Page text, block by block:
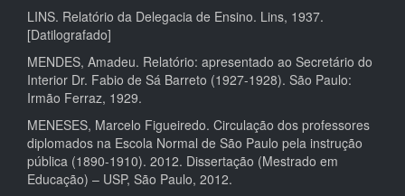
LINS. Relatório da Delegacia de Ensino. Lins, 1937.
[Datilografado]
MENDES, Amadeu. Relatório: apresentado ao Secretário do
Interior Dr. Fabio de Sá Barreto (1927-1928). São Paulo:
Irmão Ferraz, 1929.
MENESES, Marcelo Figueiredo. Circulação dos professores
diplomados na Escola Normal de São Paulo pela instrução
pública (1890-1910). 2012. Dissertação (Mestrado em
Educação) – USP, São Paulo, 2012.